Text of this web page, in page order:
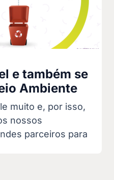
e também se
Ambiente
muito e, por isso,
nossos
parceiros para